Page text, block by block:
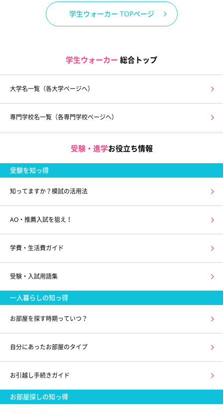
学生ウォーカー TOPページ
学生ウォーカー 総合トップ
大学名一覧（各大学ページへ）
専門学校名一覧（各専門学校ページへ）
受験・進学お役立ち情報
受験を知っ得
知ってますか？模試の活用法
AO・推薦入試を狙え！
学費・生活費ガイド
受験・入試用語集
一人暮らしの知っ得
お部屋を探す時期っていつ？
自分にあったお部屋のタイプ
お引越し手続きガイド
お部屋探しの知っ得